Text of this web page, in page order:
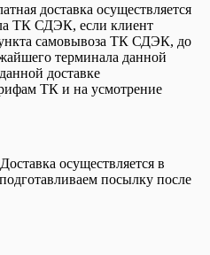
доставка осуществляется
ТК СДЭК, если клиент
самовывоза ТК СДЭК, до
терминала данной
доставке
ТК и на усмотрение
Доставка осуществляется в
посылку после